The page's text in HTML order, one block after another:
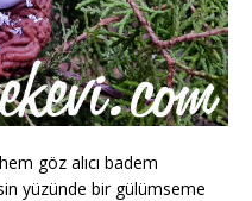
göz alıcı badem
yüzünde bir gülümseme